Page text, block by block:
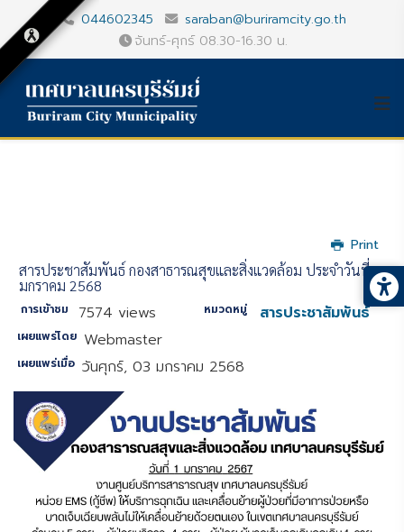
044602345
saraban@buriramcity.go.th
จันทร์-ศุกร์ 08.30-16.30 น.
Print
สารประชาสัมพันธ์ กองสาธารณสุขและสิ่งแวดล้อม ประจำวันที่ 1
มกราคม 2568
การเข้าชม 7574 views หมวดหมู่ สารประชาสัมพันธ์
เผยแพร่โดย Webmaster
เผยแพร่เมื่อ วันศุกร์, 03 มกราคม 2568